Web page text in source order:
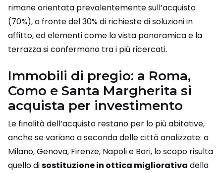
rimane orientata prevalentemente sull’acquisto
(70%), a fronte del 30% di richieste di soluzioni in
affitto, ed elementi come la vista panoramica e la
terrazza si confermano tra i più ricercati.
Immobili di pregio: a Roma,
Como e Santa Margherita si
acquista per investimento
Le finalità dell’acquisto restano per lo più abitative,
anche se variano a seconda delle città analizzate: a
Milano, Genova, Firenze, Napoli e Bari, lo scopo risulta
quello disostituzione in ottica migliorativa della